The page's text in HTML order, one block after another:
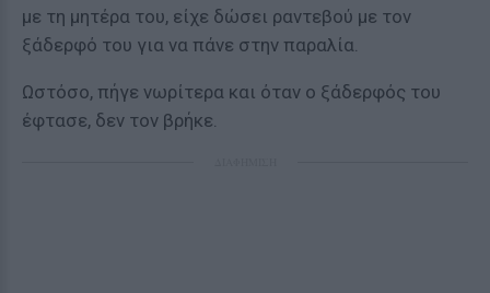
με τη μητέρα του, είχε δώσει ραντεβού με τον
ξάδερφό του για να πάνε στην παραλία.
Ωστόσο, πήγε νωρίτερα και όταν ο ξάδερφός του
έφτασε, δεν τον βρήκε.